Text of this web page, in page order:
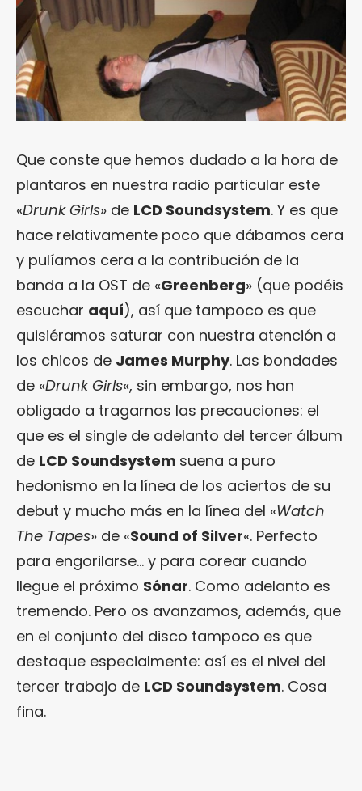
Que conste que hemos dudado a la hora de
plantaros en nuestra radio particular este
«Drunk Girls» de LCD Soundsystem. Y es que
hace relativamente poco que dábamos cera
y pulíamos cera a la contribución de la
banda a la OST de «Greenberg» (que podéis
escuchar aquí), así que tampoco es que
quisiéramos saturar con nuestra atención a
los chicos de James Murphy. Las bondades
de «Drunk Girls«, sin embargo, nos han
obligado a tragarnos las precauciones: el
que es el single de adelanto del tercer álbum
de LCD Soundsystem suena a puro
hedonismo en la línea de los aciertos de su
debut y mucho más en la línea del «Watch
The Tapes» de «Sound of Silver«. Perfecto
para engorilarse… y para corear cuando
llegue el próximo Sónar. Como adelanto es
tremendo. Pero os avanzamos, además, que
en el conjunto del disco tampoco es que
destaque especialmente: así es el nivel del
tercer trabajo de LCD Soundsystem. Cosa
fina.